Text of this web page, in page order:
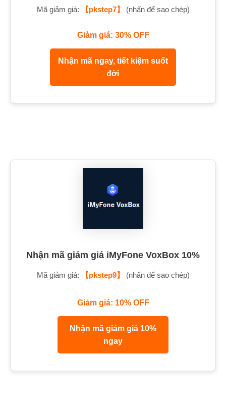
Mã giảm giá: 【pkstep7】 (nhấn để sao chép)
Giảm giá: 30% OFF
Nhận mã ngay, tiết kiệm suốt
đời
Nhận mã giảm giá iMyFone VoxBox 10%
Mã giảm giá: 【pkstep9】 (nhấn để sao chép)
Giảm giá: 10% OFF
Nhận mã giảm giá 10%
ngay